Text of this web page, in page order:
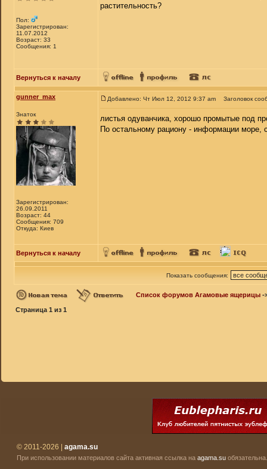
Пол:
Зарегистрирован:
11.07.2012
Возраст: 33
Сообщения: 1
растительность?
Вернуться к началу
gunner_max
Знаток
Зарегистрирован:
26.09.2011
Возраст: 44
Сообщения: 709
Откуда: Киев
Добавлено: Чт Июл 12, 2012 9:37 am Заголовок
листья одуванчика, хорошо промытые под
По остальному рациону - информации море,
Вернуться к началу
Показать сообщения:
Список форумов Агамовые ящерицы -
Страница 1 из 1
© 2011-2026 | agama.su
При использовании материалов сайта активная ссылка на agama.su обязательна.